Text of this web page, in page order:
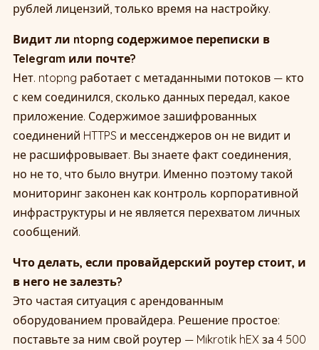
рублей лицензий, только время на настройку.
Видит ли ntopng содержимое переписки в
Telegram или почте?
Нет. ntopng работает с метаданными потоков — кто
с кем соединился, сколько данных передал, какое
приложение. Содержимое зашифрованных
соединений HTTPS и мессенджеров он не видит и
не расшифровывает. Вы знаете факт соединения,
но не то, что было внутри. Именно поэтому такой
мониторинг законен как контроль корпоративной
инфраструктуры и не является перехватом личных
сообщений.
Что делать, если провайдерский роутер стоит, и
в него не залезть?
Это частая ситуация с арендованным
оборудованием провайдера. Решение простое:
поставьте за ним свой роутер — Mikrotik hEX за 4 500